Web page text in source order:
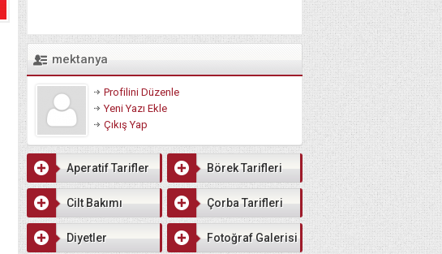
mektanya
Profilini Düzenle
Yeni Yazı Ekle
Çıkış Yap
Aperatif Tarifler Börek Tarifleri
Cilt Bakımı Çorba Tarifleri
Diyetler Fotoğraf Galerisi